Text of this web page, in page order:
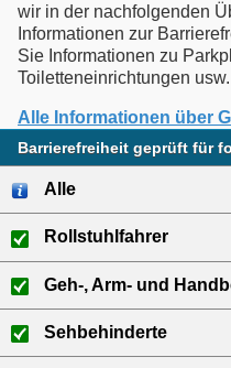
wir in der nachfolgenden
Informationen zur
Sie Informationen zu
Toiletteneinrichtungen
Alle Informationen über
Barrierefreiheit geprüft für
Alle
Rollstuhlfahrer
Geh-, Arm- und
Sehbehinderte